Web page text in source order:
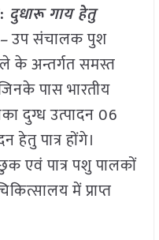
: दुधारू गाय हेतु
उप संचालक पुश
के अन्तर्गत समस्त
पास भारतीय
दुग्ध उत्पादन 06
पात्र होंगे।
एवं पात्र पशु पालकों
में प्राप्त